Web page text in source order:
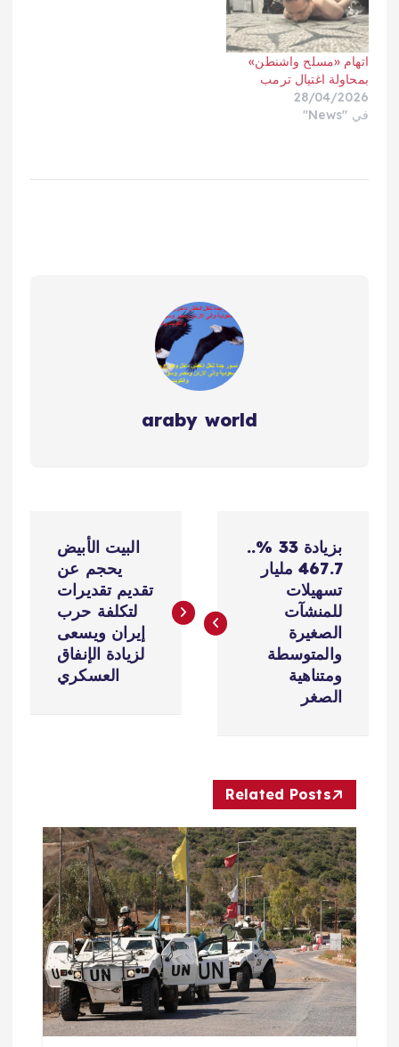
اتهام «مسلح واشنطن»
بمحاولة اغتيال ترمب
28/04/2026
في "News"
araby world
ص
م
ق
ت
بزيادة 33 %..
467.7 مليار
تسهيلات
للمنشآت
الصغيرة
والمتوسطة
ومتناهية
الصغر
البيت الأبيض
يحجم عن
تقديم تقديرات
لتكلفة حرب
إيران ويسعى
لزيادة الإنفاق
العسكري
Related Posts